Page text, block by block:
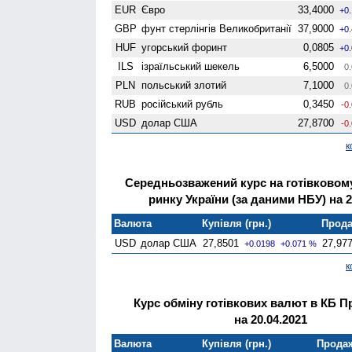
EUR Євро 33,4000
GBP фунт стерлінгів Велико­британії 37,9000
HUF угорський форинт 0,0805
ILS ізраїльський шекель 6,5000
PLN польський злотий 7,1000
RUB російський рубль 0,3450 -
USD долар США 27,8700 -
Середньозважений курс на
ринку України (за даними НБУ) на
Валюта Купівля (грн.)
USD долар США 27,8501 +0.0198 +0.071 %
Курс обміну готівкових валют в КБ
на 20.04.2021
Валюта Купівля (грн.)